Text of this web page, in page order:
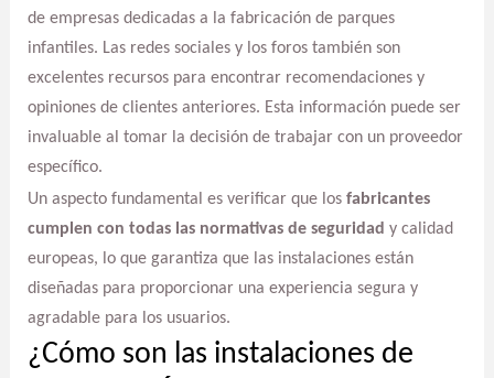
de empresas dedicadas a la fabricación de parques
infantiles. Las redes sociales y los foros también son
excelentes recursos para encontrar recomendaciones y
opiniones de clientes anteriores. Esta información puede ser
invaluable al tomar la decisión de trabajar con un proveedor
específico.
Un aspecto fundamental es verificar que los fabricantes
cumplen con todas las normativas de seguridad y calidad
europeas, lo que garantiza que las instalaciones están
diseñadas para proporcionar una experiencia segura y
agradable para los usuarios.
¿Cómo son las instalaciones de